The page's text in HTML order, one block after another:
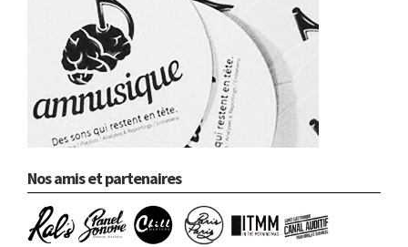
Nos amis et partenaires